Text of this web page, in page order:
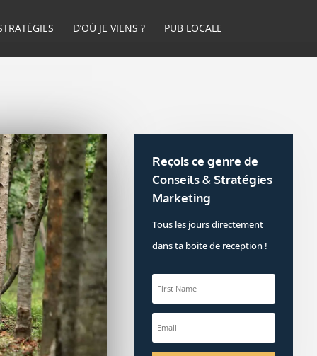
D’OÙ JE VIENS ? PUB LOCALE
Reçois ce genre de
Conseils & Stratégies
Marketing
Tous les jours directement
dans ta boite de reception !